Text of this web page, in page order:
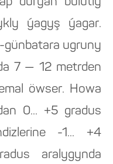
ýagyş ýagar.
günbatara ugruny
7 — 12 metrden
öwser. Howa
0... +5 gradus
-1... +4
aralygynda